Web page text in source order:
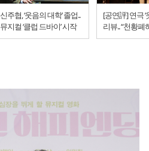
신주협, ‘웃음의 대학’ 졸업..
뮤지컬 ‘클럽 드바이’ 시작
[공연評] 연극 ‘
리뷰.. “천황폐
관객 웃기기”